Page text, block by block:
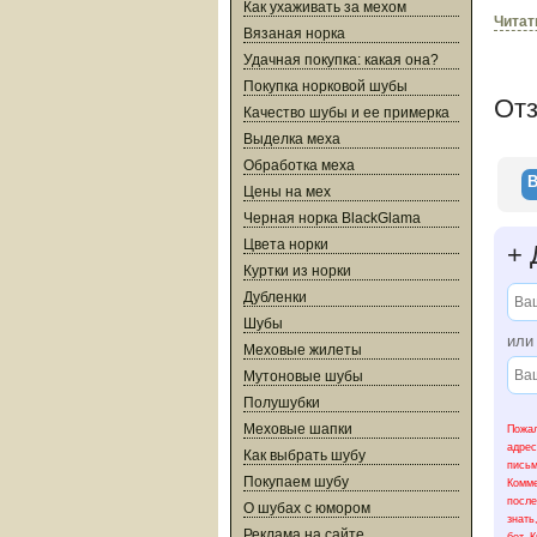
Как ухаживать за мехом
Вязаная норка
Удачная покупка: какая она?
Покупка норковой шубы
Качество шубы и ее примерка
Выделка меха
Обработка меха
Цены на мех
Черная норка BlackGlama
Цвета норки
Куртки из норки
Дубленки
Шубы
Меховые жилеты
Мутоновые шубы
Полушубки
Меховые шапки
Как выбрать шубу
Покупаем шубу
О шубах с юмором
За
+
или